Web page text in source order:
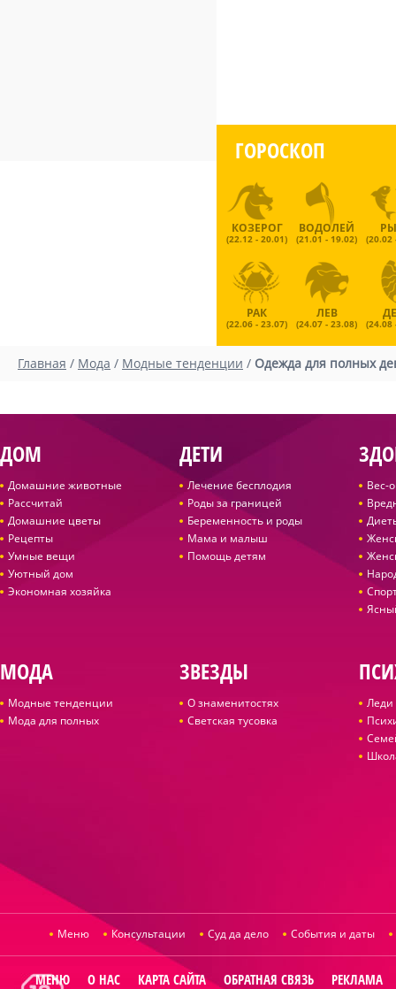
ГОРОСКОП
КОЗЕРОГ
(22.12 - 20.01)
ВОДОЛЕЙ
(21.01 - 19.02) (20.02
РАК
(22.06 - 23.07)
ЛЕВ
(24.07 - 23.08) (24.08
Главная / Мода / Модные тенденции / Одежда для полных
ДОМ
Домашние животные
Рассчитай
Домашние цветы
Рецепты
Умные вещи
Уютный дом
Экономная хозяйка
ДЕТИ
Лечение бесплодия
Роды за границей
Беременность и роды
Мама и малыш
Помощь детям
Вес-
МОДА
Модные тенденции
Мода для полных
ЗВЕЗДЫ
О знаменитостях
Светская тусовка
Леди
Меню Консультации Суд да дело События и даты
МЕНЮ О НАС КАРТА САЙТА ОБРАТНАЯ СВЯЗЬ РЕКЛАМА